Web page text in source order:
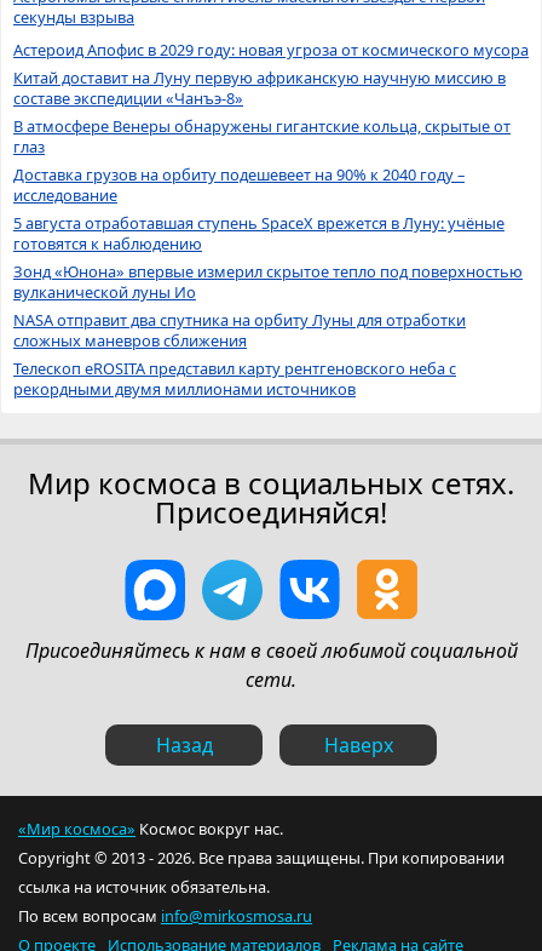
секунды взрыва
Астероид Апофис в 2029 году: новая угроза от космического мусора
Китай доставит на Луну первую африканскую научную миссию в
составе экспедиции «Чанъэ-8»
В атмосфере Венеры обнаружены гигантские кольца, скрытые от
глаз
Доставка грузов на орбиту подешевеет на 90% к 2040 году –
исследование
5 августа отработавшая ступень SpaceX врежется в Луну: учёные
готовятся к наблюдению
Зонд «Юнона» впервые измерил скрытое тепло под поверхностью
вулканической луны Ио
NASA отправит два спутника на орбиту Луны для отработки
сложных маневров сближения
Телескоп eROSITA представил карту рентгеновского неба с
рекордными двумя миллионами источников
Мир космоса в социальных сетях.
Присоединяйся!
Присоединяйтесь к нам в своей любимой социальной
сети.
Назад Наверх
«Мир космоса» Космос вокруг нас.
Copyright © 2013 - 2026. Все права защищены. При копировании
ссылка на источник обязательна.
По всем вопросам info@mirkosmosa.ru
О проекте
Использование материалов Реклама на сайте